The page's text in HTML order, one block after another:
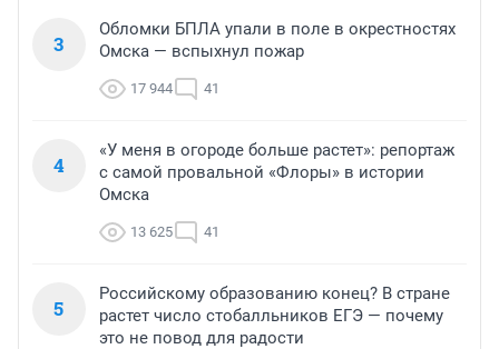
3
Обломки БПЛА упали в поле в окрестностях
Омска — вспыхнул пожар
17 944 41
4
«У меня в огороде больше растет»: репортаж
с самой провальной «Флоры» в истории
Омска
13 625 41
5
Российскому образованию конец? В стране
растет число стобалльников ЕГЭ — почему
это не повод для радости